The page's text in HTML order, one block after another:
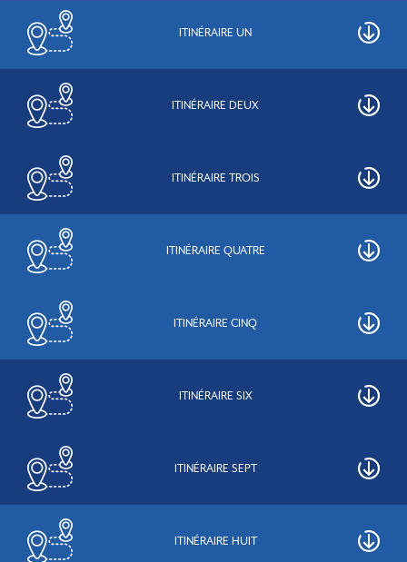
ITINÉRAIRE UN
ITINÉRAIRE DEUX
ITINÉRAIRE TROIS
ITINÉRAIRE QUATRE
ITINÉRAIRE CINQ
ITINÉRAIRE SIX
ITINÉRAIRE SEPT
ITINÉRAIRE HUIT